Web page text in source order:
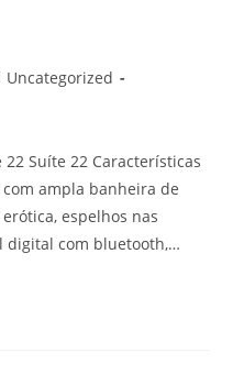
Uncategorized
Suíte 22 Características
ampla banheira de
espelhos nas
digital com bluetooth,…